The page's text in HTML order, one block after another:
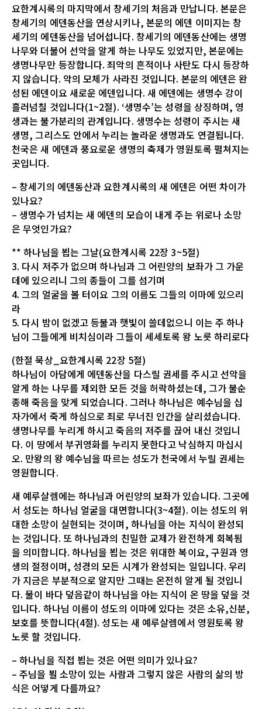
요한계시록의 마지막에서 창세기의 처음과 만납니다. 본문은
창세기의 에덴동산을 연상시키나, 본문의 에덴 이미지는 창
세기의 에덴동산을 넘어섭니다. 창세기의 에덴동산에는 생명
나무와 더불어 선악을 알게 하는 나무도 있었지만, 본문에는
생명나무만 등장합니다. 죄악의 흔적이나 사탄도 다시 등장하
지 않습니다. 악의 모체가 사라진 것입니다. 본문의 에덴은 완
성된 에덴이요 새로운 에덴입니다. 새 에덴에는 생명수 강이
흘러넘칠 것입니다(1~2절). ‘생명수’는 성령을 상징하며, 영
생과는 불가분리의 관계입니다. 생명수는 성령이 주시는 새
생명, 그리스도 안에서 누리는 놀라운 생명과도 연결됩니다.
천국은 새 에덴과 풍요로운 생명의 축제가 영원토록 펼쳐지는
곳입니다.
– 창세기의 에덴동산과 요한계시록의 새 에덴은 어떤 차이가
있나요?
– 생명수가 넘치는 새 에덴의 모습이 내게 주는 위로나 소망
은 무엇인가요?
** 하나님을 뵙는 그날(요한계시록 22장 3~5절)
3. 다시 저주가 없으며 하나님과 그 어린양의 보좌가 그 가운
데에 있으리니 그의 종들이 그를 섬기며
4. 그의 얼굴을 볼 터이요 그의 이름도 그들의 이마에 있으리
라
5. 다시 밤이 없겠고 등불과 햇빛이 쓸데없으니 이는 주 하나
님이 그들에게 비치심이라 그들이 세세토록 왕 노릇 하리로다
(한절 묵상_요한계시록 22장 5절)
하나님이 아담에게 에덴동산을 다스릴 권세를 주시고 선악을
알게 하는 나무를 제외한 모든 것을 허락하셨는데, 그가 불순
종해 죽음을 맞게 되었습니다. 그러나 하나님은 예수님을 십
자가에서 죽게 하심으로 죄로 무너진 인간을 살리셨습니다.
생명나무를 누리게 하시고 죽음의 저주를 끊어 내신 것입니
다. 이 땅에서 부귀영화를 누리지 못한다고 낙심하지 마십시
오. 만왕의 왕 예수님을 따르는 성도가 천국에서 누릴 권세는
영원합니다.
새 예루살렘에는 하나님과 어린양의 보좌가 있습니다. 그곳에
서 성도는 하나님 얼굴을 대면합니다(3~4절). 이는 성도의 위
대한 소망이 실현되는 것이며, 하나님을 아는 지식이 완성되
는 것입니다. 또 하나님과의 친밀한 교제가 완전하게 회복됨
을 의미합니다. 하나님을 뵙는 것은 위대한 복이요, 구원과 영
생의 절정이며, 성경의 모든 시계가 완성되는 일입니다. 우리
가 지금은 부분적으로 알지만 그때는 온전히 알게 될 것입니
다. 물이 바다 덮음같이 하나님을 아는 지식이 온 땅을 덮을 것
입니다. 하나님 이름이 성도의 이마에 있다는 것은 소유,신분,
보호를 뜻합니다(4절). 성도는 새 예루살렘에서 영원토록 왕
노릇 할 것입니다.
– 하나님을 직접 뵙는 것은 어떤 의미가 있나요?
– 주님을 뵐 소망이 있는 사람과 그렇지 않은 사람의 삶의 방
식은 어떻게 다를까요?